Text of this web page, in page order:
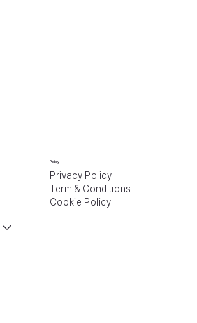
Policy
Privacy Policy
Term & Conditions
Cookie Policy